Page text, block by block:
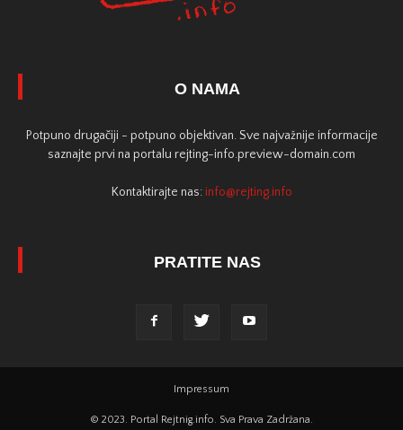
O NAMA
Potpuno drugačiji - potpuno objektivan. Sve najvažnije informacije
saznajte prvi na portalu rejting-info.preview-domain.com
Kontaktirajte nas: info@rejting.info
PRATITE NAS
Impressum
© 2023. Portal Rejtnig.info. Sva Prava Zadržana.